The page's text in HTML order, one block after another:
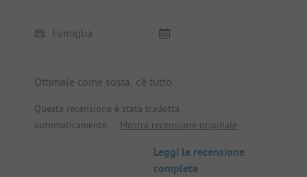
Famiglia
Ottimale come sosta, c'è tutto.
Questa recensione è stata tradotta
automaticamente.
Mostra recensione originale
Leggi la recensione
completa